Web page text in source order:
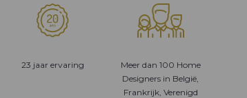
23 jaar ervaring
Meer dan 100 Home
Designers in België,
Frankrijk, Verenigd